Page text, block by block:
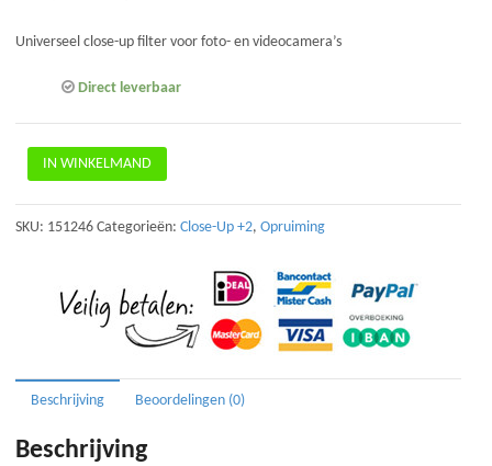
€15,95.€7,50.
Universeel close-up filter voor foto- en videocamera’s
Direct leverbaar
Marumi
Closeup
+2
Filter
aantal
IN WINKELMAND
SKU: 151246 Categorieën: Close-Up +2, Opruiming
Beschrijving Beoordelingen (0)
Beschrijving